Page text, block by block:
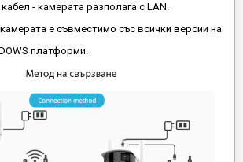
- камерата разполага с LAN.
е съвместимо със всички версии на
платформи.